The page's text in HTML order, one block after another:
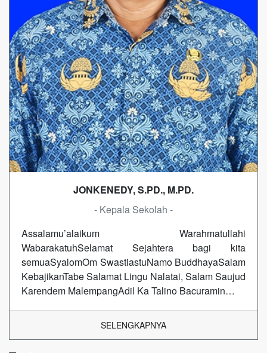
JONKENEDY, S.PD., M.PD.
- Kepala Sekolah -
Assalamu’alaikum Warahmatullahi
WabarakatuhSelamat Sejahtera bagi kita
semuaSyalomOm SwastiastuNamo BuddhayaSalam
KebajikanTabe Salamat Lingu Nalatai, Salam Saujud
Karendem MalempangAdil Ka Talino Bacuramin…
SELENGKAPNYA